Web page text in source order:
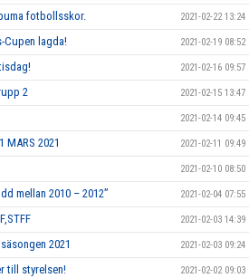
fotbollsskor. 2021-02-22 13:24
Cupen lagda! 2021-02-19 08:52
2021-02-16 09:57
2 2021-02-15 13:47
2021-02-14 09:45
MARS 2021 2021-02-11 09:49
2021-02-10 08:50
mellan 2010 – 2012” 2021-02-04 07:55
2021-02-03 14:39
2021 2021-02-03 09:24
till styrelsen! 2021-02-02 09:03